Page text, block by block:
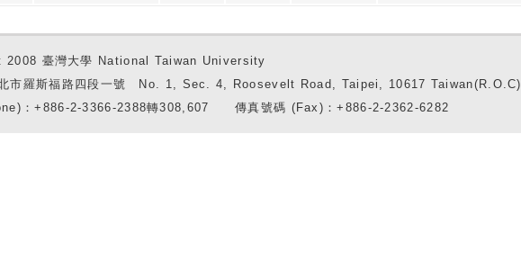
2008 臺灣大學 National Taiwan University
市羅斯福路四段一號 No. 1, Sec. 4, Roosevelt Road, Taipei, 10617 Taiwan(R.O.C)
：+886-2-3366-2388轉308,607 傳真號碼 (Fax)：+886-2-2362-6282